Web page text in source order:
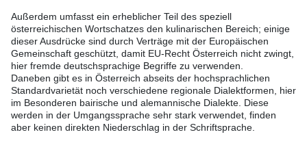
Außerdem umfasst ein erheblicher Teil des speziell
österreichischen Wortschatzes den kulinarischen Bereich; einige
dieser Ausdrücke sind durch Verträge mit der Europäischen
Gemeinschaft geschützt, damit EU-Recht Österreich nicht zwingt,
hier fremde deutschsprachige Begriffe zu verwenden.
Daneben gibt es in Österreich abseits der hochsprachlichen
Standardvarietät noch verschiedene regionale Dialektformen, hier
im Besonderen bairische und alemannische Dialekte. Diese
werden in der Umgangssprache sehr stark verwendet, finden
aber keinen direkten Niederschlag in der Schriftsprache.